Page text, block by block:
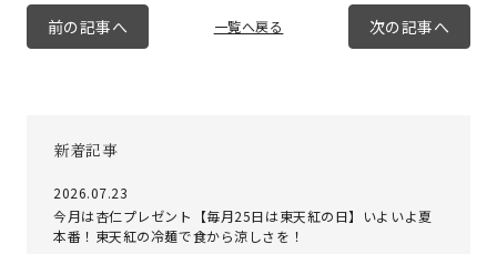
前の記事へ 一覧へ戻る 次の記事へ
新着記事
2026.07.23
今月は杏仁プレゼント【毎月25日は東天紅の日】いよいよ夏
本番！東天紅の冷麺で食から涼しさを！